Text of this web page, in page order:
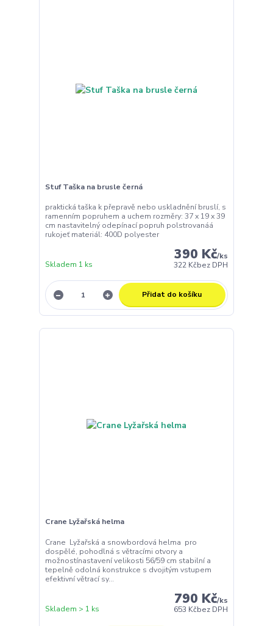
Stuf Taška na brusle černá
praktická taška k přepravě nebo uskladnění bruslí, s
ramenním popruhem a uchem rozměry: 37 x 19 x 39
cm nastavitelný odepínací popruh polstrovanáá
rukojeť materiál: 400D polyester
390 Kč/ks
322 Kčbez DPH
Skladem 1 ks
Přidat do košíku
Crane Lyžařská helma
Crane Lyžařská a snowbordová helma pro
dospělé, pohodlná s větracími otvory a
možnostínastavení velikosti 56/59 cm stabilní a
tepelně odolná konstrukce s dvojitým vstupem
efektivní větrací sy...
790 Kč/ks
653 Kčbez DPH
Skladem > 1 ks